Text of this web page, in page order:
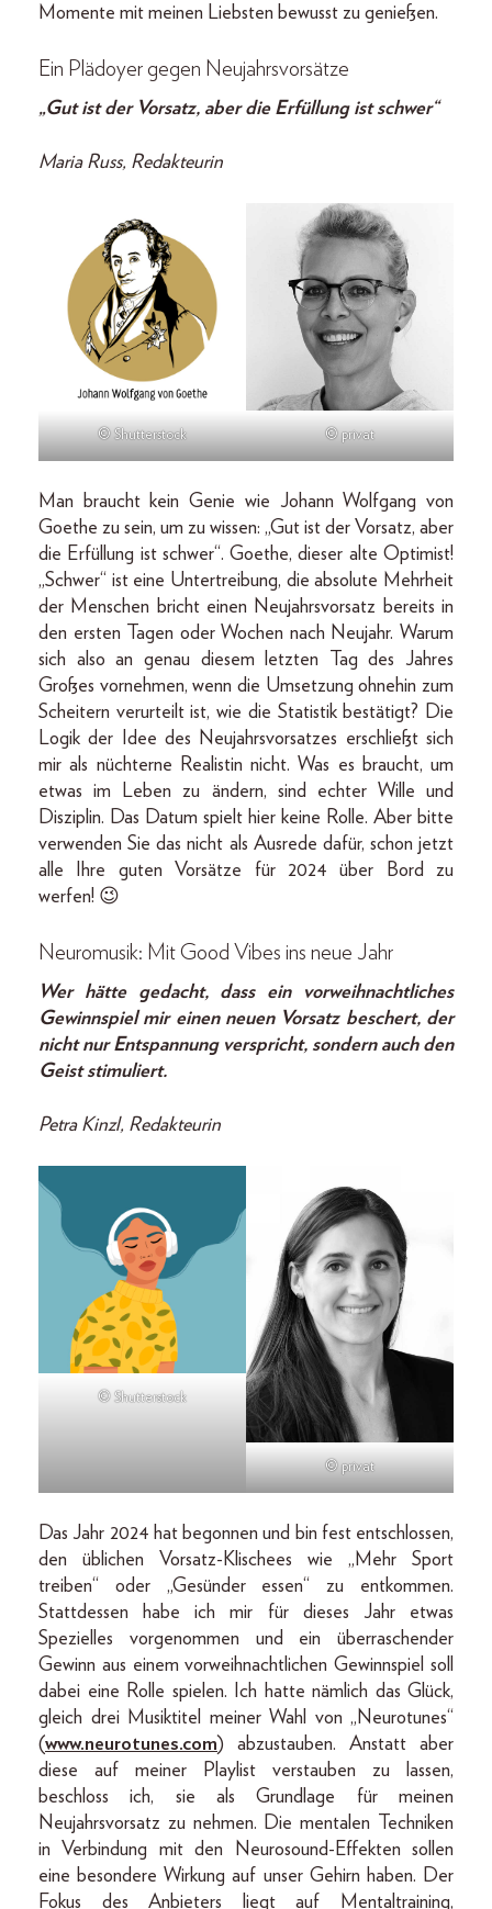
Momente mit meinen Liebsten bewusst zu genießen.
Ein Plädoyer gegen Neujahrsvorsätze
„Gut ist der Vorsatz, aber die Erfüllung ist schwer“
Maria Russ, Redakteurin
© Shutterstock © privat
Man braucht kein Genie wie Johann Wolfgang von
Goethe zu sein, um zu wissen: „Gut ist der Vorsatz, aber
die Erfüllung ist schwer“. Goethe, dieser alte Optimist!
„Schwer“ ist eine Untertreibung, die absolute Mehrheit
der Menschen bricht einen Neujahrsvorsatz bereits in
den ersten Tagen oder Wochen nach Neujahr. Warum
sich also an genau diesem letzten Tag des Jahres
Großes vornehmen, wenn die Umsetzung ohnehin zum
Scheitern verurteilt ist, wie die Statistik bestätigt? Die
Logik der Idee des Neujahrsvorsatzes erschließt sich
mir als nüchterne Realistin nicht. Was es braucht, um
etwas im Leben zu ändern, sind echter Wille und
Disziplin. Das Datum spielt hier keine Rolle. Aber bitte
verwenden Sie das nicht als Ausrede dafür, schon jetzt
alle Ihre guten Vorsätze für 2024 über Bord zu
werfen! 😉
Neuromusik: Mit Good Vibes ins neue Jahr
Wer hätte gedacht, dass ein vorweihnachtliches
Gewinnspiel mir einen neuen Vorsatz beschert, der
nicht nur Entspannung verspricht, sondern auch den
Geist stimuliert.
Petra Kinzl, Redakteurin
© Shutterstock
© privat
Das Jahr 2024 hat begonnen und bin fest entschlossen,
den üblichen Vorsatz-Klischees wie „Mehr Sport
treiben“ oder „Gesünder essen“ zu entkommen.
Stattdessen habe ich mir für dieses Jahr etwas
Spezielles vorgenommen und ein überraschender
Gewinn aus einem vorweihnachtlichen Gewinnspiel soll
dabei eine Rolle spielen. Ich hatte nämlich das Glück,
gleich drei Musiktitel meiner Wahl von „Neurotunes“
(www.neurotunes.com) abzustauben. Anstatt aber
diese auf meiner Playlist verstauben zu lassen,
beschloss ich, sie als Grundlage für meinen
Neujahrsvorsatz zu nehmen. Die mentalen Techniken
in Verbindung mit den Neurosound-Effekten sollen
eine besondere Wirkung auf unser Gehirn haben. Der
Fokus des Anbieters liegt auf Mentaltraining,